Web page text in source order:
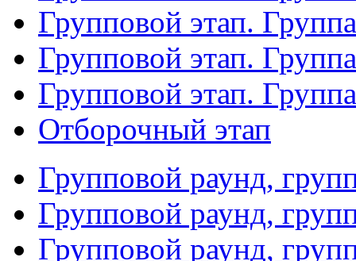
Групповой этап.
Групповой этап.
Групповой этап.
Отборочный этап
Групповой раунд,
Групповой раунд,
Групповой раунд,